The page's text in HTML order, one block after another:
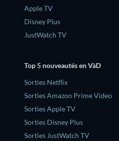
Apple TV
Disney Plus
JustWatch TV
Top 5 nouveautés en VàD
Sorties Netflix
Sorties Amazon Prime Video
Sorties Apple TV
Sorties Disney Plus
Sorties JustWatch TV